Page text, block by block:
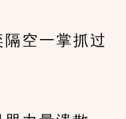
空一掌抓过